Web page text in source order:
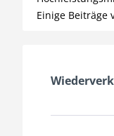
Einige Beiträge